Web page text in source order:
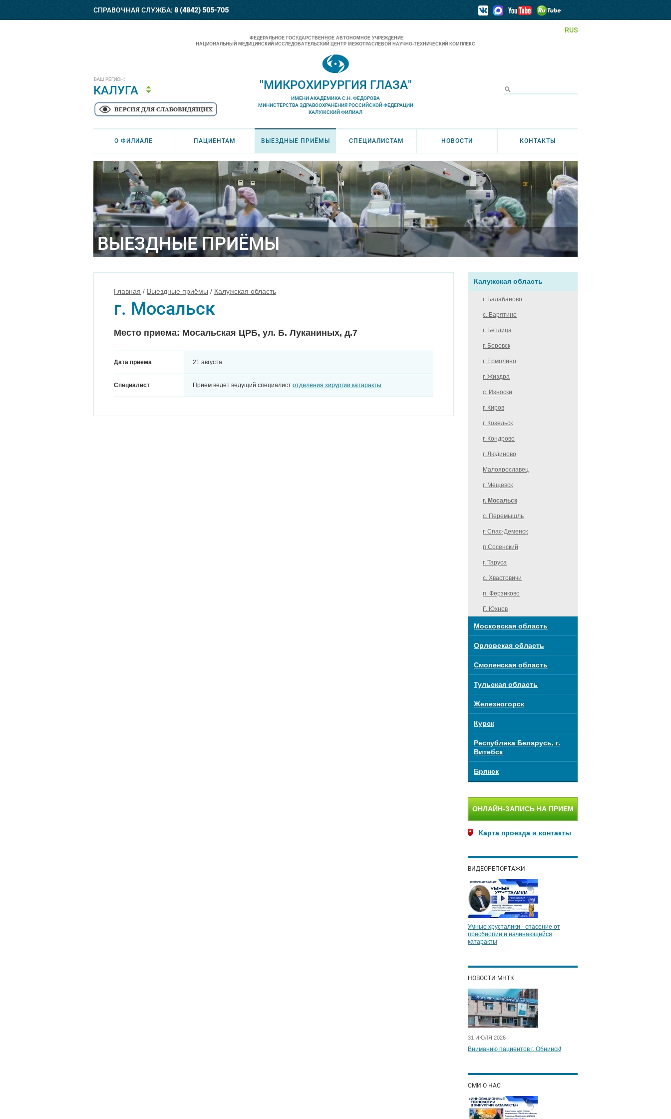
СПРАВОЧНАЯ СЛУЖБА: 8 (4842) 505-705
RUS
ВАШ РЕГИОН:
КАЛУГА
ФЕДЕРАЛЬНОЕ ГОСУДАРСТВЕННОЕ АВТОНОМНОЕ УЧРЕЖДЕНИЕ
НАЦИОНАЛЬНЫЙ МЕДИЦИНСКИЙ ИССЛЕДОВАТЕЛЬСКИЙ ЦЕНТР МЕЖОТРАСЛЕВОЙ НАУЧНО-ТЕХНИЧЕСКИЙ КОМПЛЕКС
"МИКРОХИРУРГИЯ ГЛАЗА"
ИМЕНИ АКАДЕМИКА С.Н. ФЕДОРОВА
МИНИСТЕРСТВА ЗДРАВООХРАНЕНИЯ РОССИЙСКОЙ ФЕДЕРАЦИИ
КАЛУЖСКИЙ ФИЛИАЛ
О ФИЛИАЛЕ ПАЦИЕНТАМ ВЫЕЗДНЫЕ ПРИЁМЫ СПЕЦИАЛИСТАМ НОВОСТИ КОНТАКТЫ
ВЫЕЗДНЫЕ ПРИЁМЫ
Главная / Выездные приёмы / Калужская область
г. Мосальск
Место приема: Мосальская ЦРБ, ул. Б. Луканиных, д.7
Дата приема 21 августа
Специалист Прием ведет ведущий специалист отделения хирургии катаракты
Калужская область
г. Балабаново
с. Барятино
г. Бетлица
г. Боровск
г. Ермолино
г. Жиздра
с. Износки
г. Киров
г. Козельск
г. Кондрово
г. Людиново
Малоярославец
г. Мещевск
г. Мосальск
с. Перемышль
г. Спас-Деменск
п.Сосенский
г. Таруса
c. Хвастовичи
п. Ферзиково
Г. Юхнов
Московская область
Орловская область
Смоленская область
Тульская область
Железногорск
Курск
Республика Беларусь, г.
Витебск
Брянск
ОНЛАЙН-ЗАПИСЬ НА ПРИЕМ
Карта проезда и контакты
ВИДЕОРЕПОРТАЖИ
Умные хрусталики - спасение от
пресбиопии и начинающейся
катаракты
НОВОСТИ МНТК
31 ИЮЛЯ 2026
Вниманию пациентов г. Обнинск!
СМИ О НАС